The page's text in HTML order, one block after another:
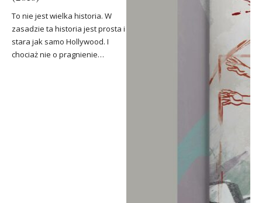
To nie jest wielka historia. W
zasadzie ta historia jest prosta i
stara jak samo Hollywood. I
chociaż nie o pragnienie…